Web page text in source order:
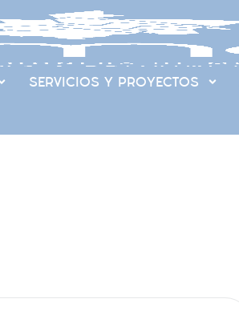
SERVICIOS Y PROYECTOS